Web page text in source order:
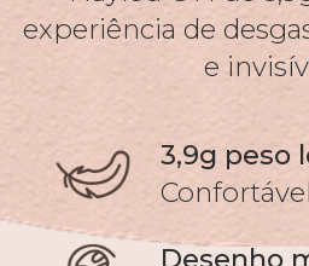
experiência de
e
3,9g peso
Confortável
Desenho